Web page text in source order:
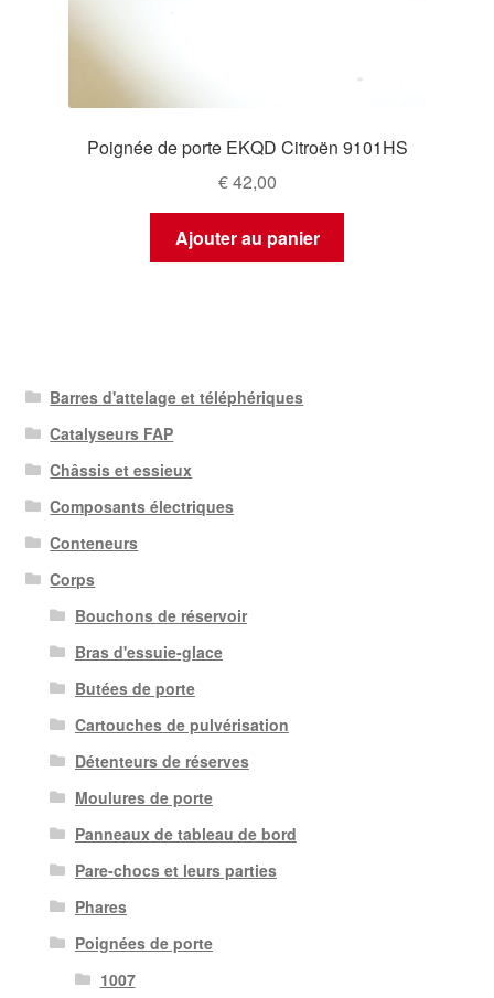
Poignée de porte EKQD Citroën 9101HS
€42,00
Ajouter au panier
Barres d'attelage et téléphériques
Catalyseurs FAP
Châssis et essieux
Composants électriques
Conteneurs
Corps
Bouchons de réservoir
Bras d'essuie-glace
Butées de porte
Cartouches de pulvérisation
Détenteurs de réserves
Moulures de porte
Panneaux de tableau de bord
Pare-chocs et leurs parties
Phares
Poignées de porte
1007